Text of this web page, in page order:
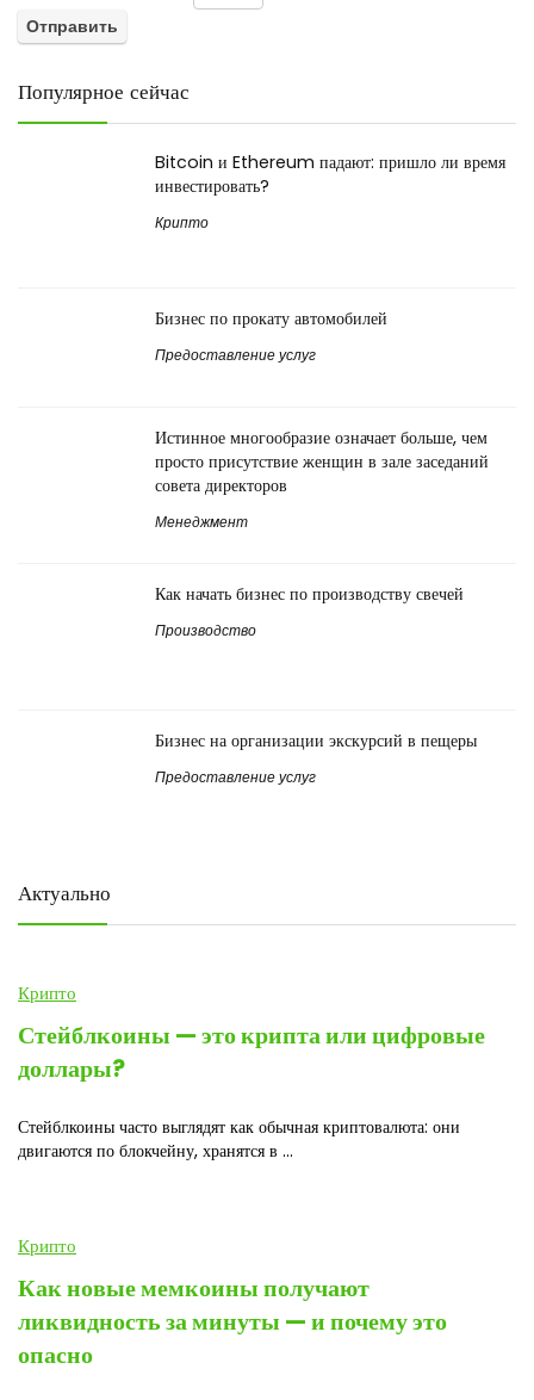
Популярное сейчас
Bitcoin и Ethereum падают: пришло ли время
инвестировать?
Крипто
Бизнес по прокату автомобилей
Предоставление услуг
Истинное многообразие означает больше, чем
просто присутствие женщин в зале заседаний
совета директоров
Менеджмент
Как начать бизнес по производству свечей
Производство
Бизнес на организации экскурсий в пещеры
Предоставление услуг
Актуально
Крипто
Стейблкоины — это крипта или цифровые
доллары?
Стейблкоины часто выглядят как обычная криптовалюта: они
двигаются по блокчейну, хранятся в ...
Крипто
Как новые мемкоины получают
ликвидность за минуты — и почему это
опасно